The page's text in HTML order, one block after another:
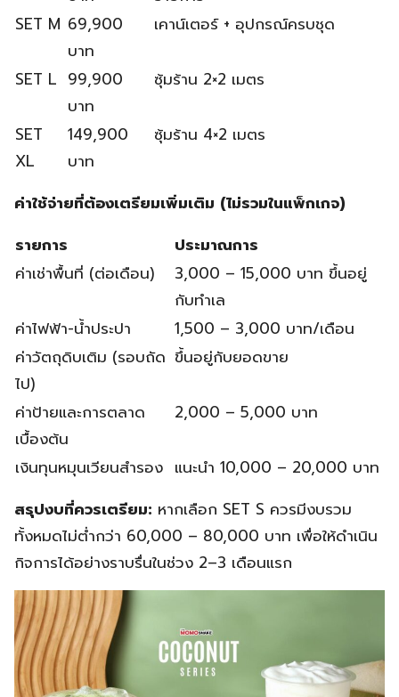
SET M 69,900
บาท
เคาน์เตอร์ + อุปกรณ์ครบชุด
SET L 99,900
บาท
ซุ้มร้าน 2×2 เมตร
SET
XL
149,900
บาท
ซุ้มร้าน 4×2 เมตร
ค่าใช้จ่ายที่ต้องเตรียมเพิ่มเติม (ไม่รวมในแพ็กเกจ)
รายการ
ประมาณการ
ค่าเช่าพื้นที่ (ต่อเดือน)
3,000 – 15,000 บาท ขึ้นอยู่
กับทำเล
ค่าไฟฟ้า-น้ำประปา
1,500 – 3,000 บาท/เดือน
ค่าวัตถุดิบเติม (รอบถัด
ไป)
ขึ้นอยู่กับยอดขาย
ค่าป้ายและการตลาด
เบื้องต้น
2,000 – 5,000 บาท
เงินทุนหมุนเวียนสำรอง แนะนำ 10,000 – 20,000 บาท
สรุปงบที่ควรเตรียม: หากเลือก SET S ควรมีงบรวม
ทั้งหมดไม่ต่ำกว่า 60,000 – 80,000 บาท เพื่อให้ดำเนิน
กิจการได้อย่างราบรื่นในช่วง 2–3 เดือนแรก